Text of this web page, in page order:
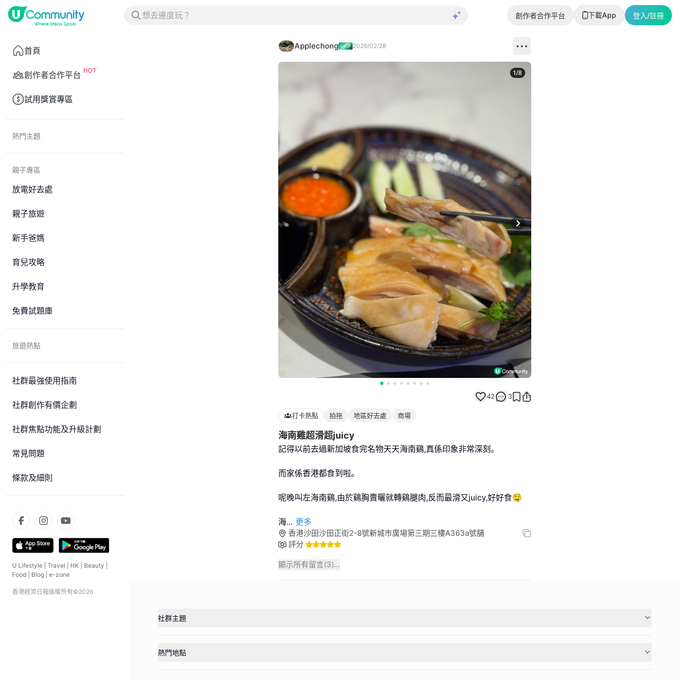
創作者合作平台 下載App 登入/註冊
首頁
創作者合作平台
試用獎賞專區
熱門主題
親子專區
放電好去處
親子旅遊
新手爸媽
育兒攻略
升學教育
免費試題庫
旅遊熱點
社群最強使用指南
社群創作有價企劃
社群焦點功能及升級計劃
常見問題
條款及細則
U Lifestyle Travel HK Beauty
Food
Blog e-zone
香港經濟日報版權所有©2026
Applechong 2026/02/28
Next slide
1/8
42 3
打卡熱點 拍拖 地區好去處 商場
海南雞超滑超juicy
記得以前去過新加坡食完名物天天海南鷄,真係印象非常深刻｡
而家係香港都食到啦｡
呢晚叫左海南鷄,由於鷄胸賣曬就轉鷄腿肉,反而最滑又juicy,好好食🤤
海... 更多
香港沙田沙田正街2-8號新城市廣場第三期三樓A363a號舖
評分
顯示所有留言(3)...
社群主題
熱門地點